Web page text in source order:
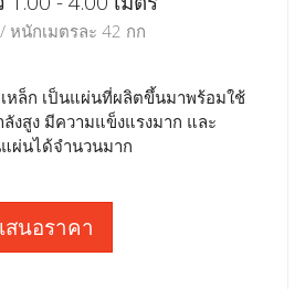
หนักเมตรละ 42 กก
หล็ก เป็นแผ่นที่ผลิตขึ้นมาพร้อมใช้
งสูง มีความแข็งแรงมาก และ
ผ่นได้จำนวนมาก
สนอราคา